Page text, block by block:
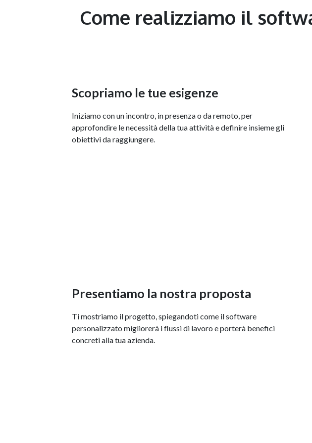
Come realizziamo il
Scopriamo le tue esigenze
Iniziamo con un incontro, in presenza o da remoto, per
approfondire le necessità della tua attività e definire insieme gli
obiettivi da raggiungere.
Presentiamo la nostra proposta
Ti mostriamo il progetto, spiegandoti come il software
personalizzato migliorerà i flussi di lavoro e porterà benefici
concreti alla tua azienda.